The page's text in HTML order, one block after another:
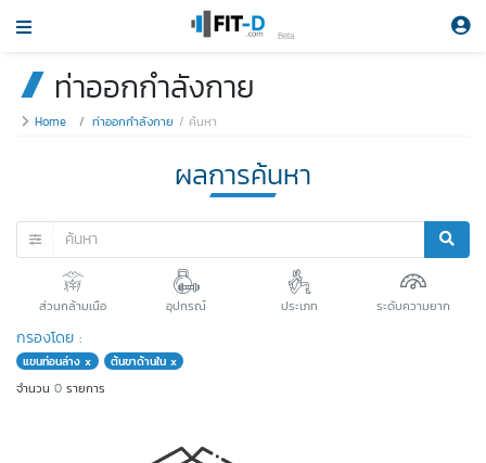
Beta
ท่าออกกำลังกาย
Home ท่าออกกำลังกาย ค้นหา
ผลการค้นหา
ส่วนกล้ามเนือ อุปกรณ์ ประเภท ระดับความยาก
กรองโดย :
แขนท่อนล่าง x
ต้นขาด้านใน x
จำนวน 0 รายการ